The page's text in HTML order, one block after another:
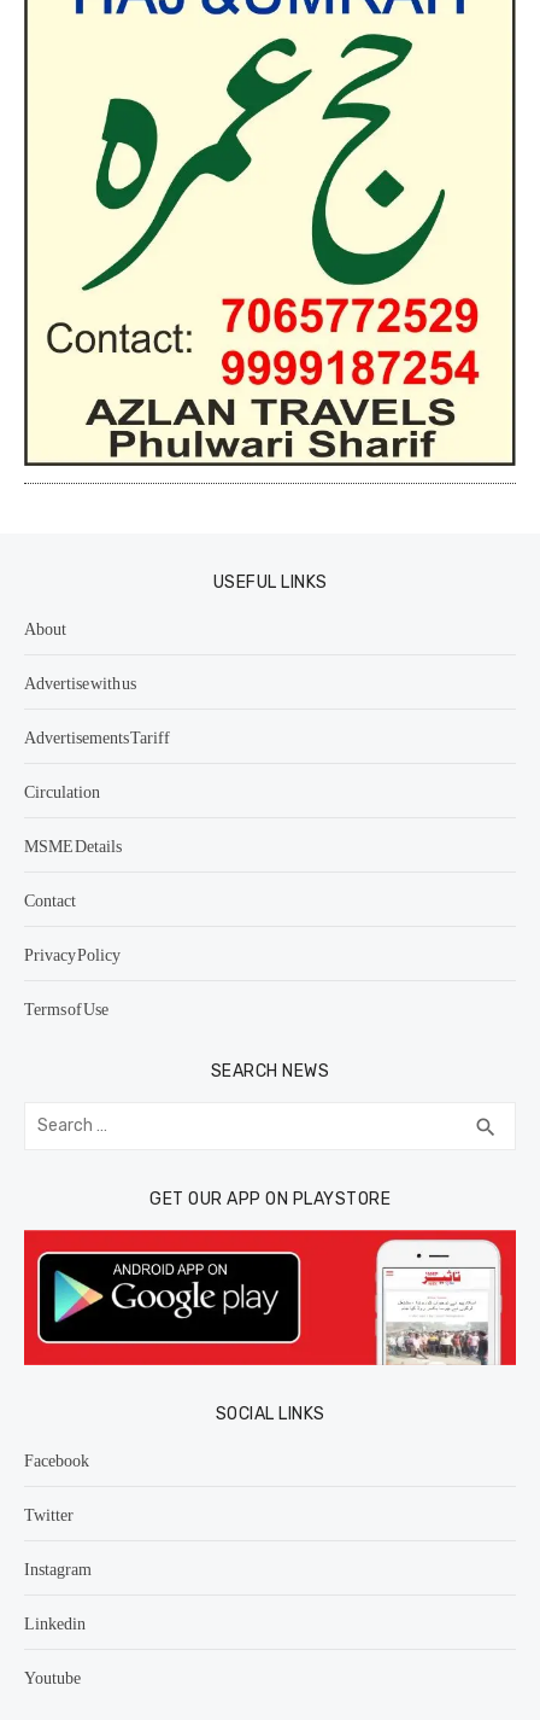
USEFUL LINKS
About
Advertise with us
Advertisements Tariff
Circulation
MSME Details
Contact
Privacy Policy
Terms of Use
SEARCH NEWS
Search
for: search
GET OUR APP ON PLAYSTORE
SOCIAL LINKS
Facebook
Twitter
Instagram
Linkedin
Youtube